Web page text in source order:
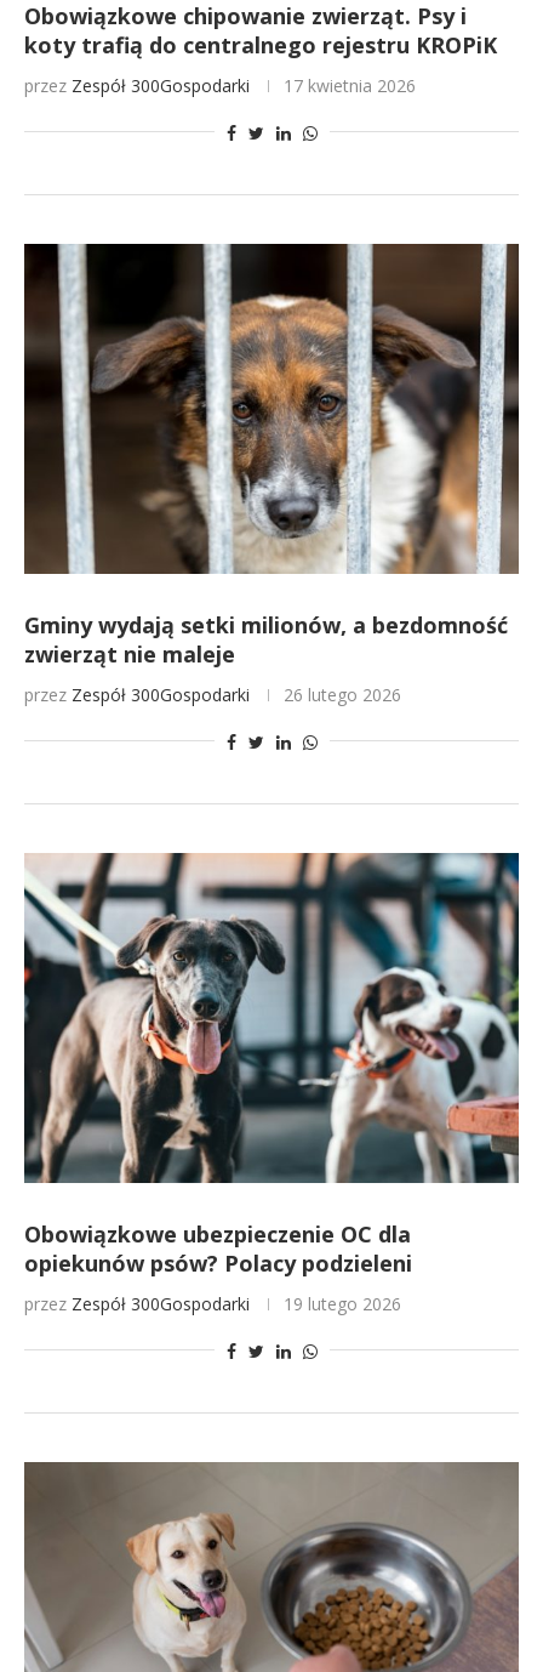
Obowiązkowe chipowanie zwierząt. Psy i
koty trafią do centralnego rejestru KROPiK
przez Zespół 300Gospodarki 17 kwietnia 2026
Gminy wydają setki milionów, a bezdomność
zwierząt nie maleje
przez Zespół 300Gospodarki 26 lutego 2026
Obowiązkowe ubezpieczenie OC dla
opiekunów psów? Polacy podzieleni
przez Zespół 300Gospodarki 19 lutego 2026